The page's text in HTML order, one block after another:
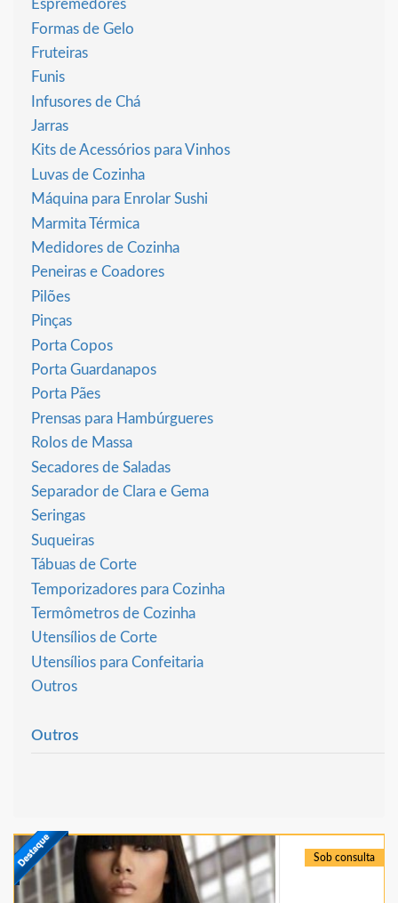
Espremedores
Formas de Gelo
Fruteiras
Funis
Infusores de Chá
Jarras
Kits de Acessórios para Vinhos
Luvas de Cozinha
Máquina para Enrolar Sushi
Marmita Térmica
Medidores de Cozinha
Peneiras e Coadores
Pilões
Pinças
Porta Copos
Porta Guardanapos
Porta Pães
Prensas para Hambúrgueres
Rolos de Massa
Secadores de Saladas
Separador de Clara e Gema
Seringas
Suqueiras
Tábuas de Corte
Temporizadores para Cozinha
Termômetros de Cozinha
Utensílios de Corte
Utensílios para Confeitaria
Outros
Outros
Sob consulta